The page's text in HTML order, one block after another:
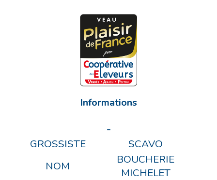
Informations
-
GROSSISTE
SCAVO
NOM
BOUCHERIE
MICHELET